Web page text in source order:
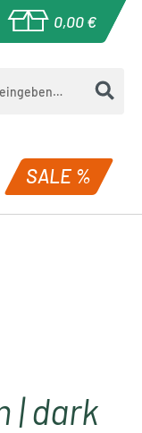
0,00 €
Warenkorb
SALE %
| dark